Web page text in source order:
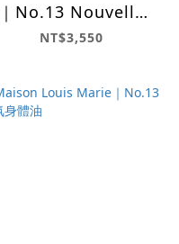
｜No.13 Nouvelle
Vague 香水
NT$3,550